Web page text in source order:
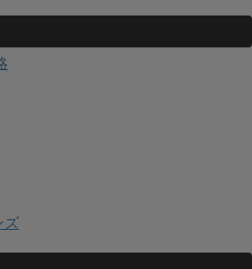
ズ